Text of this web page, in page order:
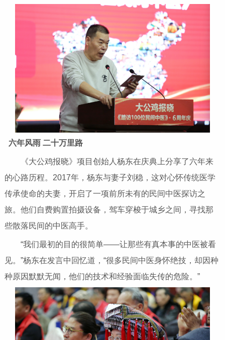
六年风雨 二十万里路
《大公鸡报晓》项目创始人杨东在庆典上分享了六年来
的心路历程。2017年，杨东与妻子刘稳，这对心怀传统医学
传承使命的夫妻，开启了一项前所未有的民间中医探访之
旅。他们自费购置拍摄设备，驾车穿梭于城乡之间，寻找那
些散落民间的中医高手。
“我们最初的目的很简单——让那些有真本事的中医被看
见。”杨东在发言中回忆道，“很多民间中医身怀绝技，却因种
种原因默默无闻，他们的技术和经验面临失传的危险。”